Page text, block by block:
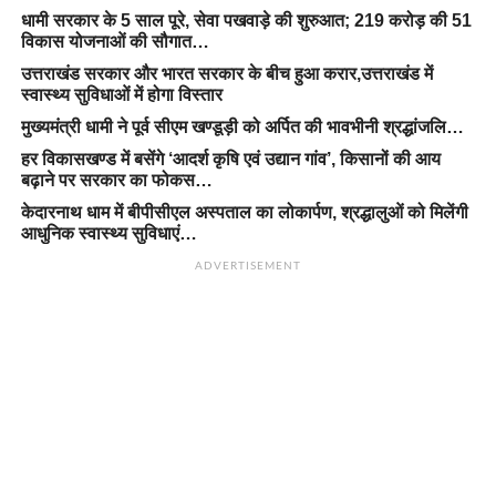
धामी सरकार के 5 साल पूरे, सेवा पखवाड़े की शुरुआत; 219 करोड़ की 51
विकास योजनाओं की सौगात…
उत्तराखंड सरकार और भारत सरकार के बीच हुआ करार,उत्तराखंड में
स्वास्थ्य सुविधाओं में होगा विस्तार
मुख्यमंत्री धामी ने पूर्व सीएम खण्डूड़ी को अर्पित की भावभीनी श्रद्धांजलि…
हर विकासखण्ड में बसेंगे ‘आदर्श कृषि एवं उद्यान गांव’, किसानों की आय
बढ़ाने पर सरकार का फोकस…
केदारनाथ धाम में बीपीसीएल अस्पताल का लोकार्पण, श्रद्धालुओं को मिलेंगी
आधुनिक स्वास्थ्य सुविधाएं…
ADVERTISEMENT